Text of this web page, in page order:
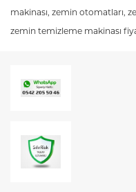
makinası, zemin otomatları,
zemin temizleme makinası